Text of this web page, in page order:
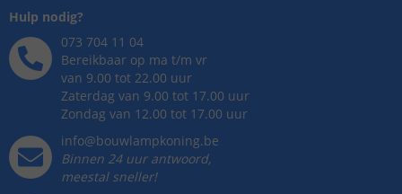
Hulp nodig?
073 704 11 04
Bereikbaar op ma t/m vr
van 9.00 tot 22.00 uur
Zaterdag van 9.00 tot 17.00 uur
Zondag van 12.00 tot 17.00 uur
info@bouwlampkoning.be
Binnen 24 uur antwoord,
meestal sneller!